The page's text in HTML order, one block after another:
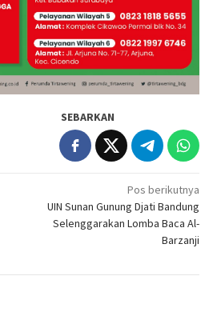
SEBARKAN
Pos berikutnya
UIN Sunan Gunung Djati Bandung
Selenggarakan Lomba Baca Al-
Barzanji